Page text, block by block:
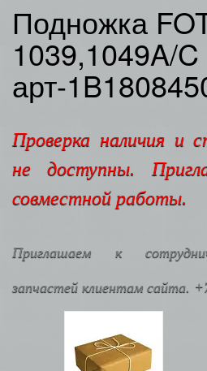
Подножка
1039,1049A/
арт-
Проверка наличия и
не доступны.
совместной работы.
Приглашаем к
запчастей клиентам сайта.